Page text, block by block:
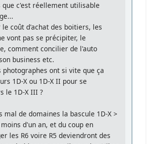
que c'est réellement utilisable
le coût d'achat des boitiers, les
vont pas se précipiter, le
comment concilier de l'auto
business etc.
photographes ont si vite que ça
1D-X ou 1D-X II pour se
le 1D-X III ?
mal de domaines la bascule 1D-X >
d'un an, et du coup en
les R6 voire R5 deviendront des